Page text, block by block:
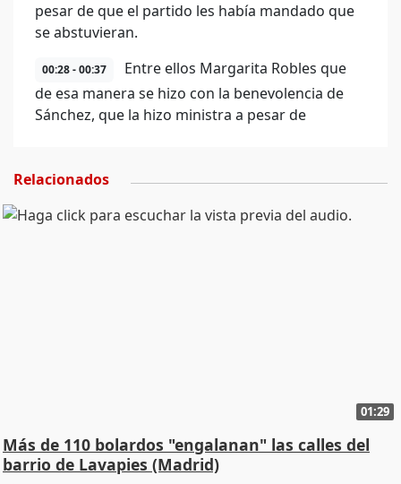
pesar de que el partido les había mandado que
se abstuvieran.
00:28 - 00:37
Entre ellos Margarita Robles que
de esa manera se hizo con la benevolencia de
Sánchez, que la hizo ministra a pesar de
Relacionados
01:29
Más de 110 bolardos "engalanan" las calles del
barrio de Lavapies (Madrid)